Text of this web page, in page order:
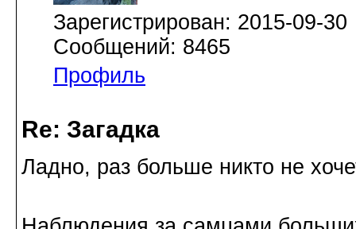
Зарегистрирован: 2015-09-30
Сообщений: 8465
Профиль
Re: Загадка
Ладно, раз больше никто не